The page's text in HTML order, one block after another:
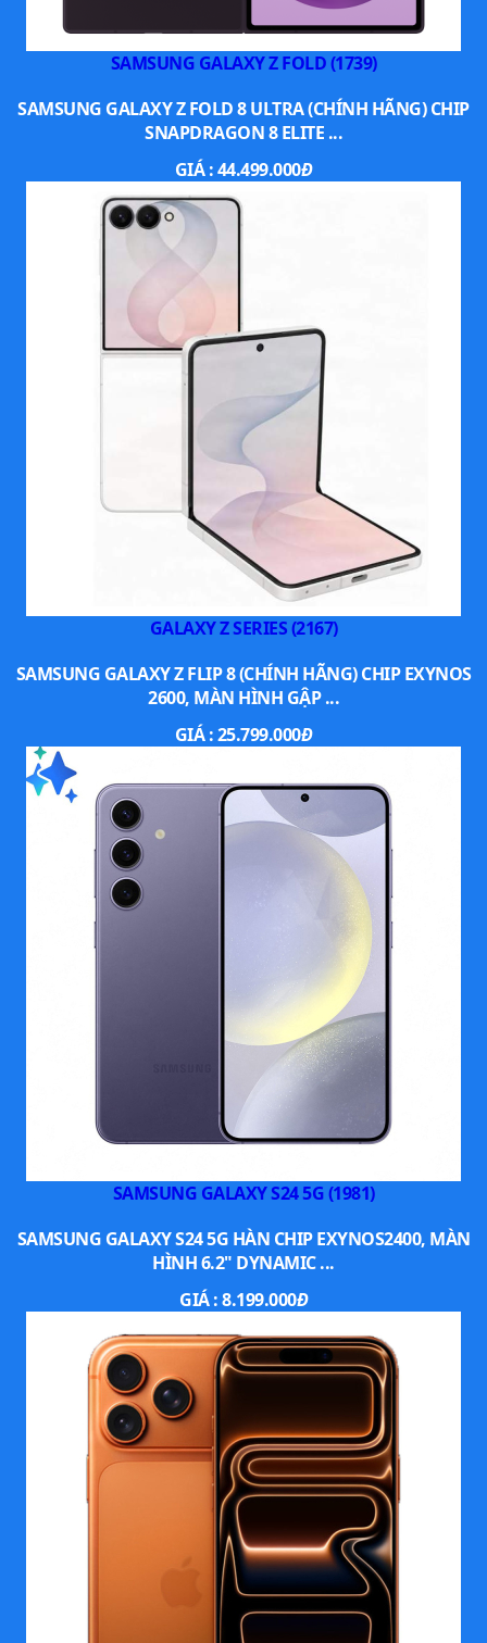
SAMSUNG GALAXY Z FOLD (1739)
SAMSUNG GALAXY Z FOLD 8 ULTRA (CHÍNH HÃNG) CHIP
SNAPDRAGON 8 ELITE ...
GIÁ :44.499.000Đ
GALAXY Z SERIES (2167)
SAMSUNG GALAXY Z FLIP 8 (CHÍNH HÃNG) CHIP EXYNOS
2600, MÀN HÌNH GẬP ...
GIÁ :25.799.000Đ
SAMSUNG GALAXY S24 5G (1981)
SAMSUNG GALAXY S24 5G HÀN CHIP EXYNOS2400, MÀN
HÌNH 6.2" DYNAMIC ...
GIÁ :8.199.000Đ